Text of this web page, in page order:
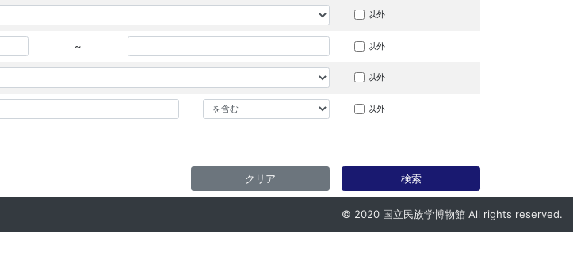
以外
~ 以外
以外
以外
クリア 検索
© 2020 国立民族学博物館 All rights reserved.